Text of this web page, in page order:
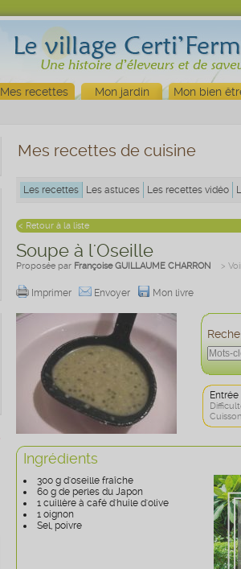
Mes recettes Mon jardin Mon bien
Mes recettes de cuisine
Les recettes Les astuces Les recettes vidéo
< Retour à la liste
Soupe à l'Oseille
Proposée par Françoise GUILLAUME CHARRON >
Imprimer Envoyer Mon livre
Entrée
Ingrédients
300 g d'oseille fraîche
60 g de perles du Japon
1 cuillère à café d'huile d'olive
1 oignon
Sel, poivre